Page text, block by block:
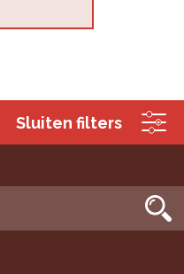
Sluiten filters